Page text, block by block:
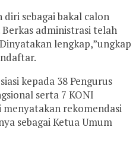
sebagai bakal calon
administrasi telah
lengkap,”ungkap
kepada 38 Pengurus
serta 7 KONI
rekomendasi
sebagai Ketua Umum